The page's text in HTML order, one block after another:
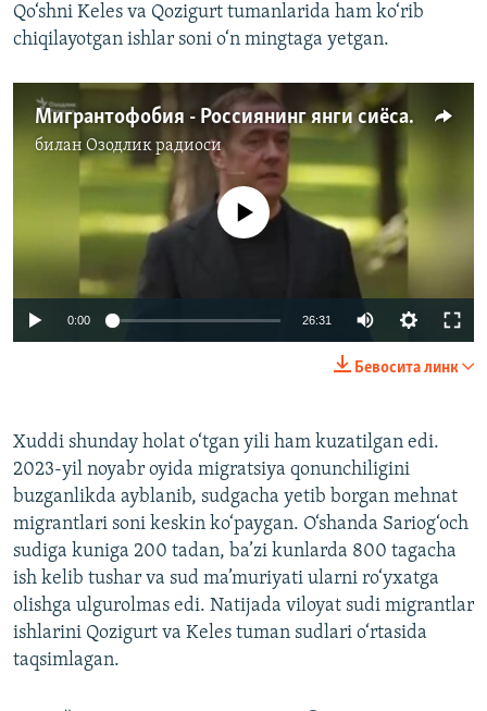
Qo‘shni Keles va Qozigurt tumanlarida ham ko‘rib
chiqilayotgan ishlar soni o‘n mingtaga yetgan.
Мигрантофобия - Россиянинг янги сиёсатими?!
билан Озодлик радиоси
1080p
Айни дамда медиа-манба мавжуд эмас
0:00 26:31
720p
1080p
Бевосита линк
Xuddi shunday holat o‘tgan yili ham kuzatilgan edi.
2023-yil noyabr oyida migratsiya qonunchiligini
buzganlikda ayblanib, sudgacha yetib borgan mehnat
migrantlari soni keskin ko‘paygan. O‘shanda Sariog‘och
sudiga kuniga 200 tadan, ba’zi kunlarda 800 tagacha
ish kelib tushar va sud ma’muriyati ularni ro‘yxatga
olishga ulgurolmas edi. Natijada viloyat sudi migrantlar
ishlarini Qozigurt va Keles tuman sudlari o‘rtasida
taqsimlagan.